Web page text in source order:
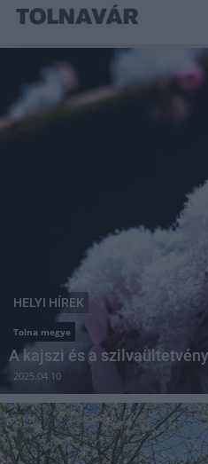
HELYI HÍREK
Tolna megye
A kajszi és a
2025.04.10